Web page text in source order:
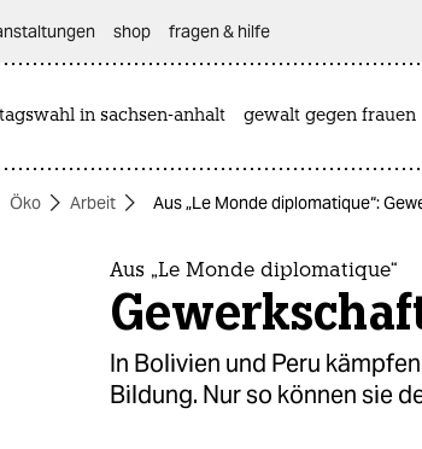
shop fragen & hilfe
in sachsen-anhalt gewalt gegen frauen
Öko Arbeit Aus „Le Monde diplomatique“:
Aus „Le Monde diplomatique“
In Bolivien und Peru
Bildung. Nur so können sie